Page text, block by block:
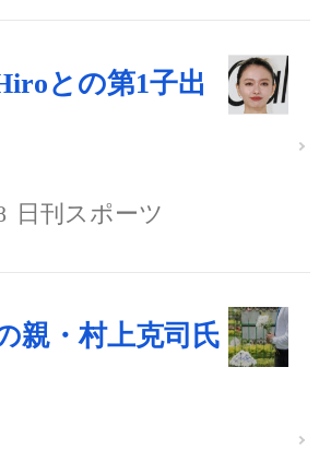
との第1子出
日刊スポーツ
親・村上克司氏